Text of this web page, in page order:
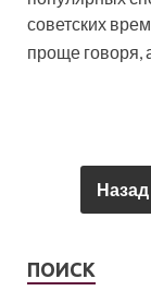
советских
проще говоря,
Назад
ПОИСК